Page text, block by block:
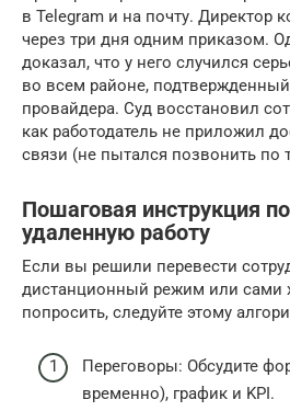
в Telegram и на почту. Директор
через три дня одним приказом.
доказал, что у него случился
во всем районе,
провайдера. Суд восстановил
как работодатель не приложил
связи (не пытался позвонить по
Пошаговая инструкция
удаленную работу
Если вы решили перевести
дистанционный режим или сами
попросить, следуйте этому
Переговоры: Обсудите
временно), график и KPI.